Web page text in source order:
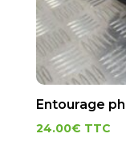
Entourage
24.00€ TTC